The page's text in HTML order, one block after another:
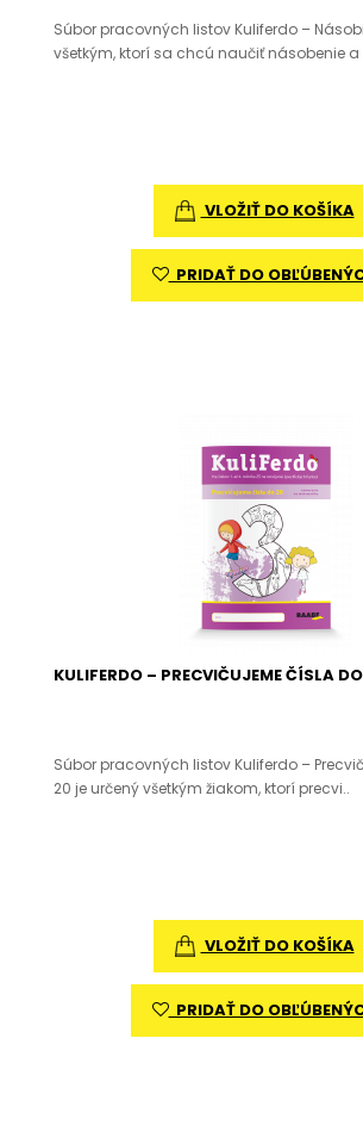
Súbor pracovných listov Kuliferdo –
všetkým, ktorí sa chcú naučiť násobenie a
VLOŽIŤ DO KOŠÍKA
PRIDAŤ DO
KULIFERDO – PRECVIČUJEME ČÍSLA
Súbor pracovných listov Kuliferdo –
20 je určený všetkým žiakom, ktorí precvi..
VLOŽIŤ DO KOŠÍKA
PRIDAŤ DO